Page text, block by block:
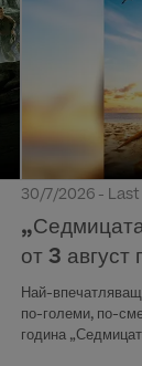
30/7/2026 -
от 3
Най-
по-големи, по-
година